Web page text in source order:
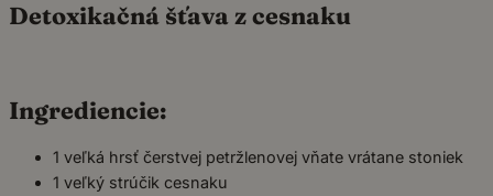
Detoxikačná šťava z cesnaku
Ingrediencie:
1 veľká hrsť čerstvej petržlenovej vňate vrátane stoniek
1 veľký strúčik cesnaku